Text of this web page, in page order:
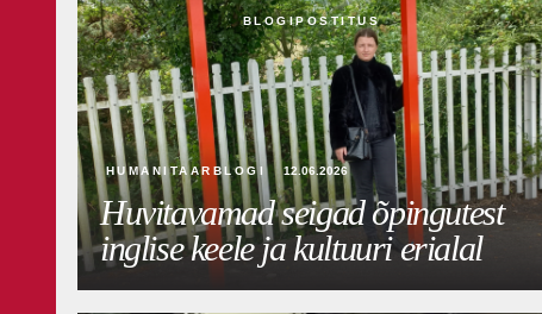
BLOGIPOSTITUS
HUMANITAARBLOGI 12.06.2026
Huvitavamad seigad õpingutest
inglise keele ja kultuuri erialal